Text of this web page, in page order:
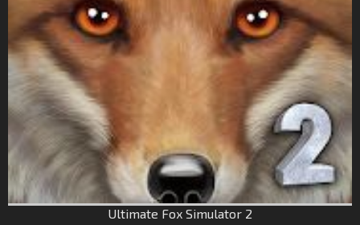
Ultimate Fox Simulator 2